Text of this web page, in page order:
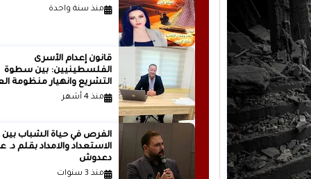
منذ سنة واحدة
قانون إعدام الأسرى
الفلسطينيين: بين سطوة
التشريع وانهيار منظومة
الدولية...بقلم الدكتور وسيم
منذ 4 أشهر
الفرص في حياة الشباب بين
الاستعداد والامداد
دعدوش
منذ 3 سنوات